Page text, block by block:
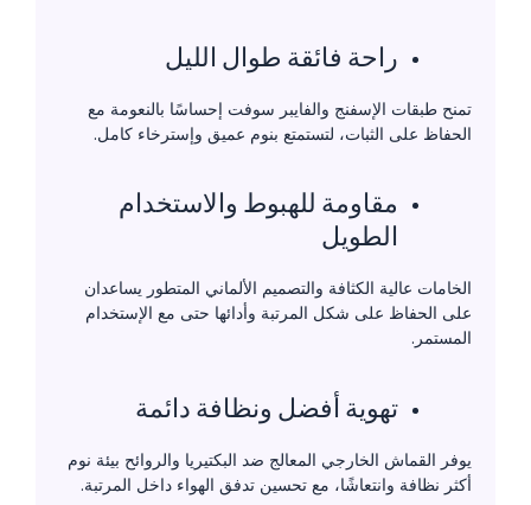
راحة فائقة طوال الليل
تمنح طبقات الإسفنج والفايبر سوفت إحساسًا بالنعومة مع
الحفاظ على الثبات، لتستمتع بنوم عميق وإسترخاء كامل.
مقاومة للهبوط والاستخدام
الطويل
الخامات عالية الكثافة والتصميم الألماني المتطور يساعدان
على الحفاظ على شكل المرتبة وأدائها حتى مع الإستخدام
المستمر.
تهوية أفضل ونظافة دائمة
يوفر القماش الخارجي المعالج ضد البكتيريا والروائح بيئة نوم
أكثر نظافة وانتعاشًا، مع تحسين تدفق الهواء داخل المرتبة.